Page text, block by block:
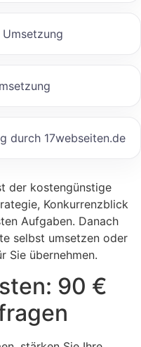
durch 17webseiten.de
der kostengünstige
Konkurrenzblick
Aufgaben. Danach
selbst umsetzen oder
Sie übernehmen.
90 €